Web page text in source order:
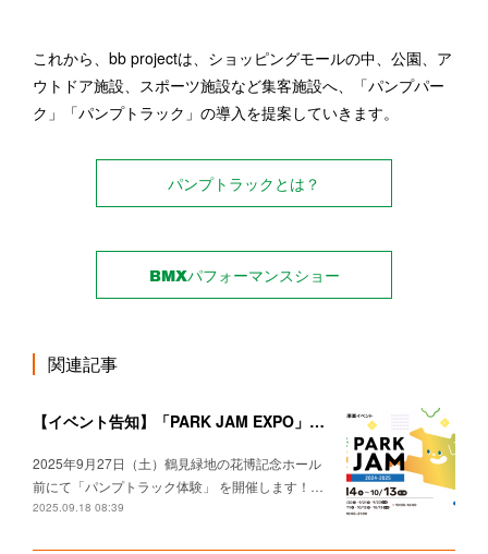
これから、bb projectは、ショッピングモールの中、公園、ア
ウトドア施設、スポーツ施設など集客施設へ、「パンプパー
ク」「パンプトラック」の導入を提案していきます。
パンプトラックとは？
BMXパフォーマンスショー
関連記事
【イベント告知】「PARK JAM EXPO」出店決定！パンプトラック＆アーバンスポーツを楽しもう！
2025年9月27日（土）鶴見緑地の花博記念ホール
前にて「パンプトラック体験」 を開催します！…
2025.09.18 08:39